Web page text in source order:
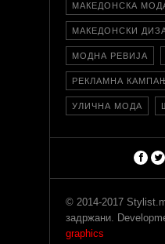
МАКЕДОНСКА
МАКЕДОНСКИ
МОДНА РЕВИЈА
РЕКЛАМНА
УЛИЧНА МОДА
© 2014-2017
задржани.
graphics